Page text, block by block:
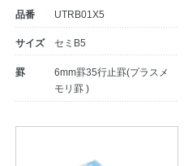
品番 UTRB01X5
サイズ セミB5
罫
6mm罫35行止罫(プラスメ
モリ罫 )